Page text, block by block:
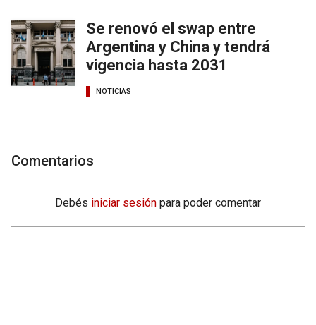
Se renovó el swap entre
Argentina y China y tendrá
vigencia hasta 2031
NOTICIAS
Comentarios
Debés iniciar sesión para poder comentar